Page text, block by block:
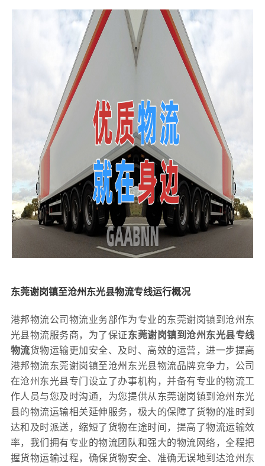
东莞谢岗镇至沧州东光县物流专线运行概况
港邦物流公司物流业务部作为专业的东莞谢岗镇到沧州东
光县物流服务商，为了保证东莞谢岗镇到沧州东光县专线
物流货物运输更加安全、及时、高效的运营，进一步提高
港邦物流东莞谢岗镇至沧州东光县物流品牌竞争力，公司
在沧州东光县专门设立了办事机构，并备有专业的物流工
作人员与您及时沟通，为您提供从东莞谢岗镇到沧州东光
县的物流运输相关延伸服务，极大的保障了货物的准时到
达和及时派送，缩短了货物在途时间，提高了物流运输效
率，我们拥有专业的物流团队和强大的物流网络，全程把
握货物运输过程，确保货物安全、准确无误地到达沧州东